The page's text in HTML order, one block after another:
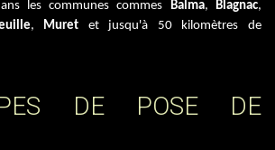
les communes commes Balma,Blagnac,
, Muret et jusqu'à 50 kilomètres de
DE POSE DE